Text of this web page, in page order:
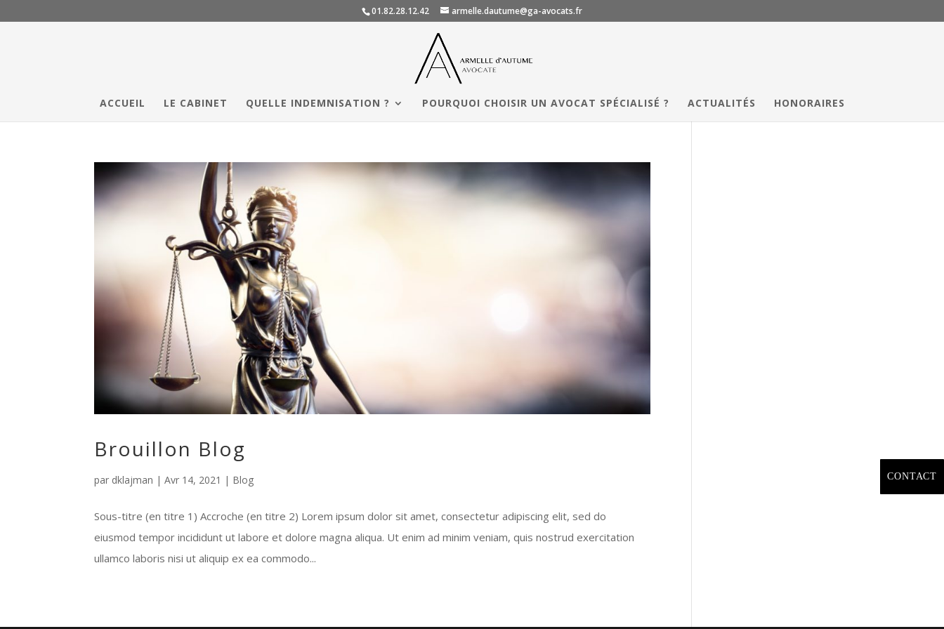
01.82.28.12.42 armelle.dautume@ga-avocats.fr
ACCUEIL LE CABINET QUELLE INDEMNISATION ? POURQUOI CHOISIR UN AVOCAT SPÉCIALISÉ ? ACTUALITÉS HONORAIRES
Brouillon Blog
par dklajman |Avr 14, 2021 | Blog
Sous-titre (en titre 1) Accroche (en titre 2) Lorem ipsum dolor sit amet, consectetur adipiscing elit, sed do
eiusmod tempor incididunt ut labore et dolore magna aliqua. Ut enim ad minim veniam, quis nostrud exercitation
ullamco laboris nisi ut aliquip ex ea commodo...
CONTACT